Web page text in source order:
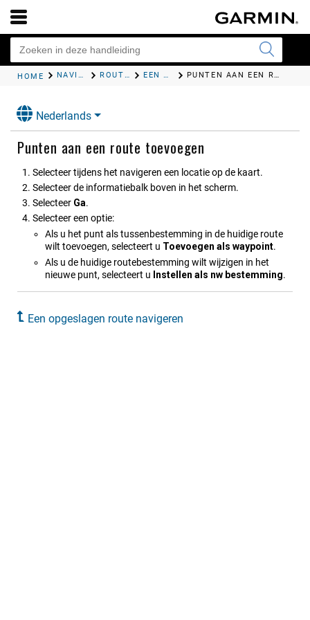
HOME NAVIGATIE ROUTES EEN OPGESLAGEN ROUTE NAVIGEREN PUNTEN AAN EEN ROUTE TOEVOEGEN
Nederlands
Punten aan een route toevoegen
Selecteer tijdens het navigeren een locatie op de kaart.
Selecteer de informatiebalk boven in het scherm.
Selecteer Ga.
Selecteer een optie:
Als u het punt als tussenbestemming in de huidige route
wilt toevoegen, selecteert u Toevoegen als waypoint.
Als u de huidige routebestemming wilt wijzigen in het
nieuwe punt, selecteert u Instellen als nw bestemming.
Een opgeslagen route navigeren